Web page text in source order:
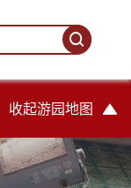
收起游园地图